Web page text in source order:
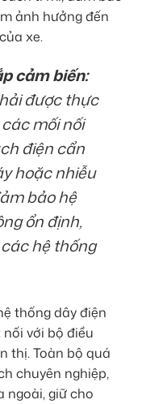
ảnh hưởng đến
xe.
cảm biến:
được thực
mối nối
điện cẩn
hoặc nhiễu
bảo hệ
ổn định,
hệ thống
thống dây điện
với bộ điều
thị. Toàn bộ quá
chuyên nghiệp,
ngoài, giữ cho